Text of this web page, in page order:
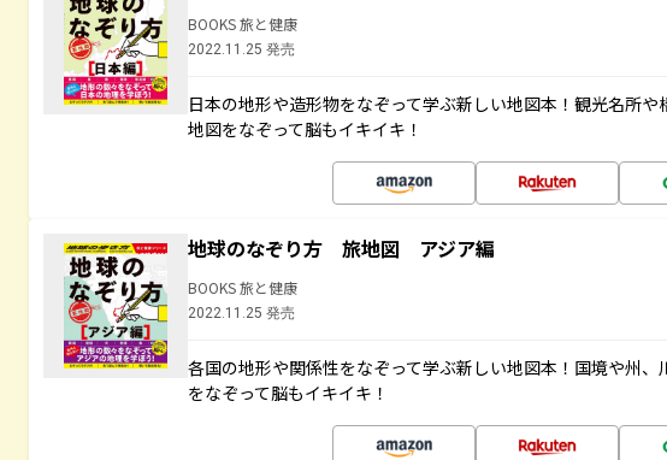
BOOKS 旅と健康
2022.11.25 発売
日本の地形や造形物をなぞって学ぶ新しい地図本！観光名所
地図をなぞって脳もイキイキ！
地球のなぞり方 旅地図 アジア編
BOOKS 旅と健康
2022.11.25 発売
各国の地形や関係性をなぞって学ぶ新しい地図本！国境や州
をなぞって脳もイキイキ！